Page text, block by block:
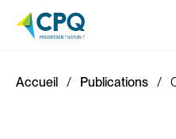
Accueil Publications